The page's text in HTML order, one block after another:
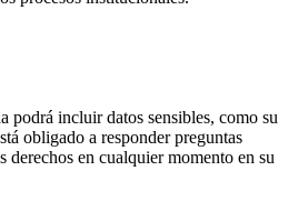
podrá incluir datos sensibles, como su
obligado a responder preguntas
derechos en cualquier momento en su